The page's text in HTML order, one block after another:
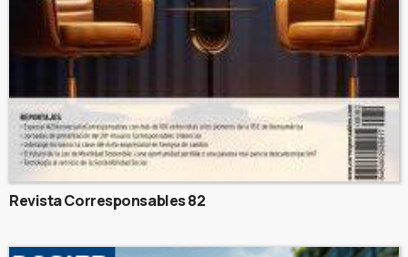
Revista Corresponsables 82